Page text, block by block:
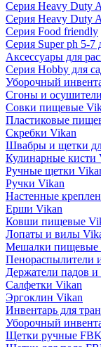
Серия Heavy Duty
Серия Heavy Duty
Серия Food friendly
Серия Super ph 5-7
Аксессуары для
Серия Hobby для
Уборочный
Сгоны и
Совки пищевые
Пластиковые
Скребки Vikan
Швабры и щетки
Кулинарные кисти
Ручные щетки
Ручки Vikan
Настенные
Ерши Vikan
Ковши пищевые
Лопаты и вилы
Мешалки пищевые
Пенораспылители
Держатели падов
Салфетки Vikan
Эргоклин Vikan
Инвентарь для
Уборочный
Щетки ручные FBK